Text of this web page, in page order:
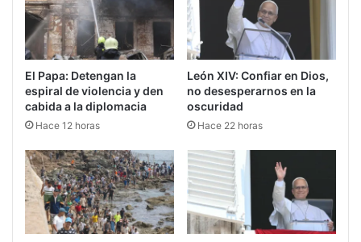
El Papa: Detengan la
espiral de violencia y den
cabida a la diplomacia
Hace 12 horas
León XIV: Confiar en Dios,
no desesperarnos en la
oscuridad
Hace 22 horas